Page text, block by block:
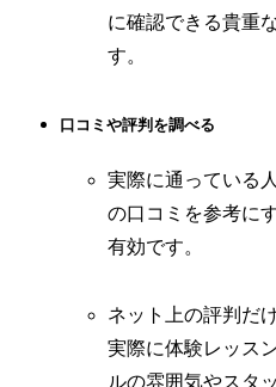
に確認できる貴重
す。
口コミや評判を調べる
実際に通っている
の口コミを参考に
有効です。
ネット上の評判だ
実際に体験レッス
ルの雰囲気やスタ